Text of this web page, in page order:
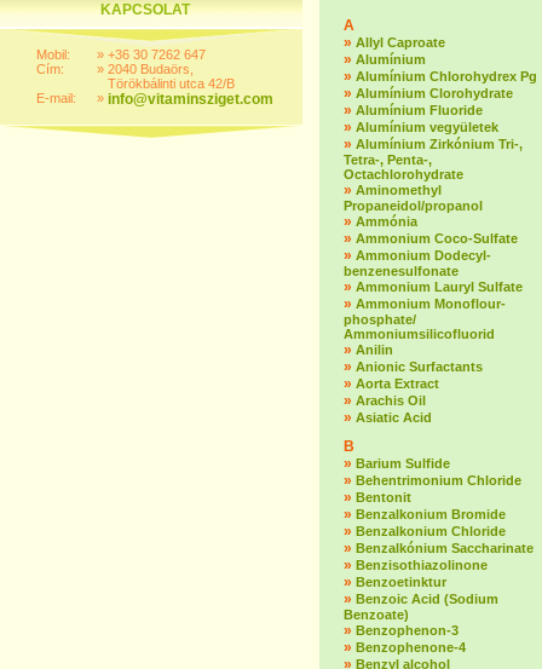
KAPCSOLAT
Mobil:
Cím:
E-mail:
»
»
»
+36 30 7262 647
2040 Budaörs,
Törökbálinti utca 42/B
info@vitaminsziget.com
A
» Allyl Caproate
» Alumínium
» Alumínium Chlorohydrex Pg
» Alumínium Clorohydrate
» Alumínium Fluoride
» Alumínium vegyületek
» Alumínium Zirkónium Tri-,
Tetra-, Penta-,
Octachlorohydrate
» Aminomethyl
Propaneidol/propanol
» Ammónia
» Ammonium Coco-Sulfate
» Ammonium Dodecyl-
benzenesulfonate
» Ammonium Lauryl Sulfate
» Ammonium Monoflour-
phosphate/
Ammoniumsilicofluorid
» Anilin
» Anionic Surfactants
» Aorta Extract
» Arachis Oil
» Asiatic Acid
B
» Barium Sulfide
» Behentrimonium Chloride
» Bentonit
» Benzalkonium Bromide
» Benzalkonium Chloride
» Benzalkónium Saccharinate
» Benzisothiazolinone
» Benzoetinktur
» Benzoic Acid (Sodium
Benzoate)
» Benzophenon-3
» Benzophenone-4
» Benzyl alcohol